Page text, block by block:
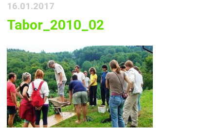
16.01.2017
Tabor_2010_02